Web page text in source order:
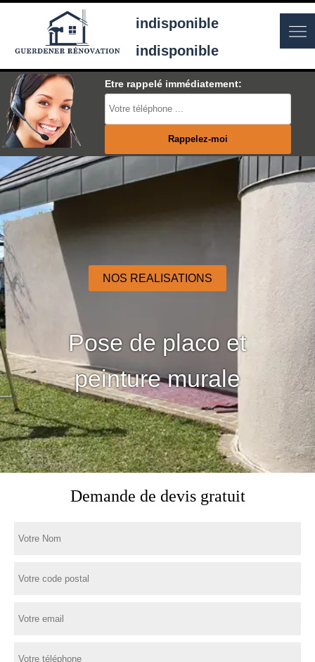
indisponible
indisponible
Etre rappelé immédiatement:
NOS REALISATIONS
Pose de placo et
peinture murale
Demande de devis gratuit